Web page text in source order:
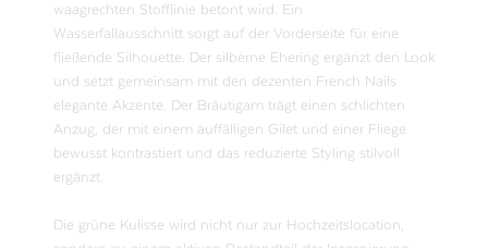
waagrechten Stofflinie betont wird. Ein
Wasserfallausschnitt sorgt auf der Vorderseite für eine
fließende Silhouette. Der silberne Ehering ergänzt den Look
und setzt gemeinsam mit den dezenten French Nails
elegante Akzente. Der Bräutigam trägt einen schlichten
Anzug, der mit einem auffälligen Gilet und einer Fliege
bewusst kontrastiert und das reduzierte Styling stilvoll
ergänzt.
Die grüne Kulisse wird nicht nur zur Hochzeitslocation,